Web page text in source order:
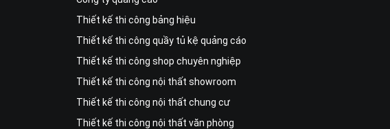
Thiết kế thi công bảng hiệu
Thiết kế thi công quầy tủ kệ quảng cáo
Thiết kế thi công shop chuyên nghiệp
Thiết kế thi công nội thất showroom
Thiết kế thi công nội thất chung cư
Thiết kế thi công nội thất văn phòng